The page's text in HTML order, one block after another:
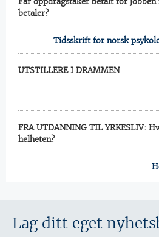
betaler?
Tidsskrift for norsk
UTSTILLERE I DRAMMEN
FRA UTDANNING TIL YRKESLIV:
helheten?
Lag ditt eget